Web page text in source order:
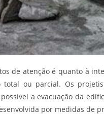
de atenção é quanto à
ou parcial. Os
a evacuação da
por medidas de